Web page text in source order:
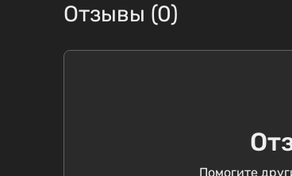
Отзывы (0)
Помогите